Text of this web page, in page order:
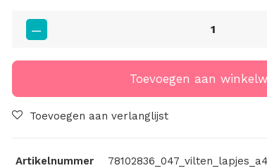
047
Vilten
Formaat
Huidskleur
Toevoegen aan
Toevoegen aan verlanglijst
Artikelnummer